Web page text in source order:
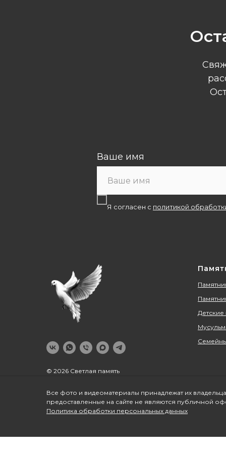
Ваше имя
Я согласен с политикой
© 2026 Светлая память
Детские
Все фото и видеоматериалы принадлежат их
предоставленные на сайте не являются публичной
Политика обработки персональных данных